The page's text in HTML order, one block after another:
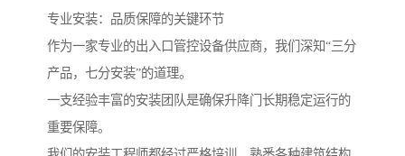
专业安装：品质保障的关键环节
作为一家专业的出入口管控设备供应商，我们深知“三分
产品，七分安装”的道理。
一支经验丰富的安装团队是确保升降门长期稳定运行的
重要保障。